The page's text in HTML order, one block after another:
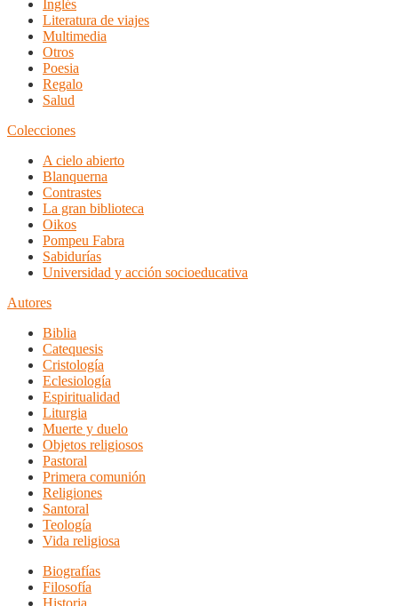
Inglés
Literatura de viajes
Multimedia
Otros
Poesia
Regalo
Salud
Colecciones
A cielo abierto
Blanquerna
Contrastes
La gran biblioteca
Oikos
Pompeu Fabra
Sabidurías
Universidad y acción socioeducativa
Autores
Biblia
Catequesis
Cristología
Eclesiología
Espiritualidad
Liturgia
Muerte y duelo
Objetos religiosos
Pastoral
Primera comunión
Religiones
Santoral
Teología
Vida religiosa
Biografías
Filosofía
Historia